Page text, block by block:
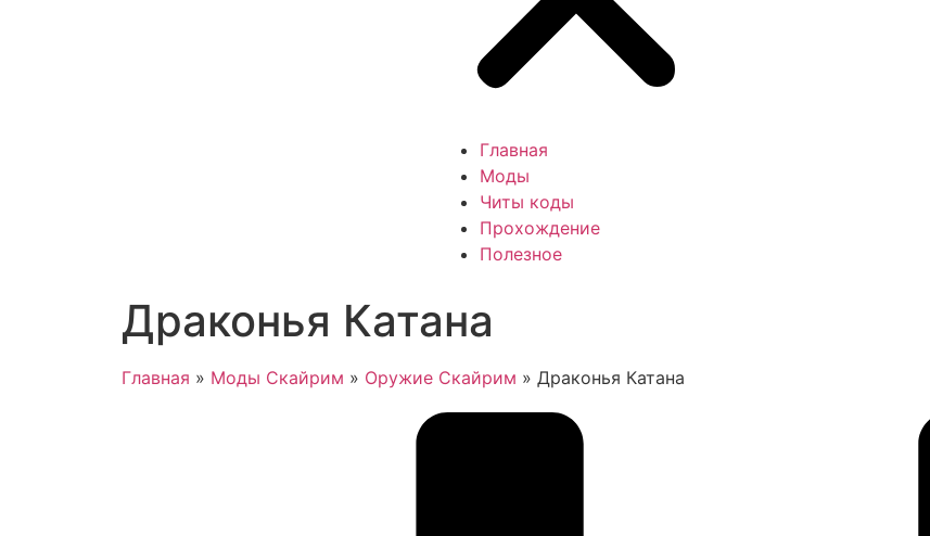
Главная
Моды
Читы коды
Прохождение
Полезное
Драконья Катана
Главная » Моды Скайрим » Оружие Скайрим » Драконья Катана